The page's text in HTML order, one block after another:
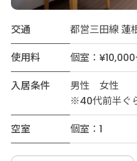
交通
都営三田線 蓮
使用料
個室：
入居条件
男性 女性
※40代前半ぐ
空室
個室：1